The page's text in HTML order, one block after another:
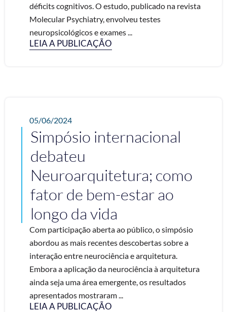
déficits cognitivos. O estudo, publicado na revista
Molecular Psychiatry, envolveu testes
neuropsicológicos e exames ...
LEIA A PUBLICAÇÃO
05/06/2024
Simpósio internacional
debateu
Neuroarquitetura; como
fator de bem-estar ao
longo da vida
Com participação aberta ao público, o simpósio
abordou as mais recentes descobertas sobre a
interação entre neurociência e arquitetura.
Embora a aplicação da neurociência à arquitetura
ainda seja uma área emergente, os resultados
apresentados mostraram ...
LEIA A PUBLICAÇÃO